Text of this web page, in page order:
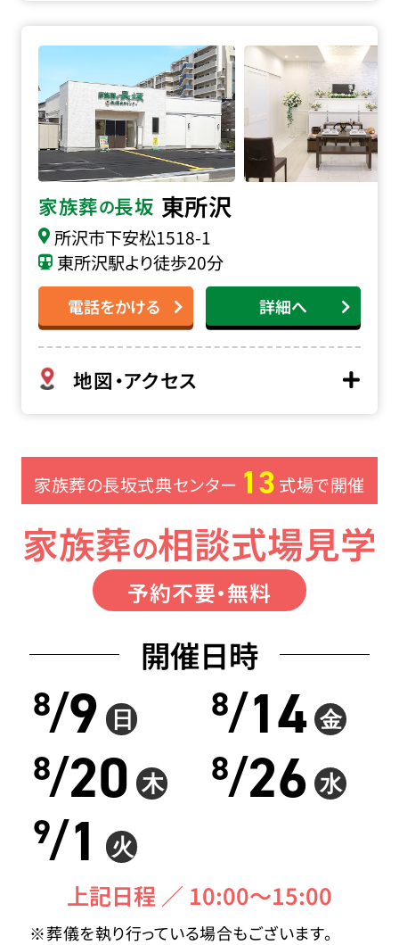
家族葬の長坂 東所沢
所沢市下安松1518-1
東所沢駅より徒歩20分
電話をかける 詳細へ
地図・アクセス
家族葬の長坂式典センター 13 式場で開催
家族葬の相談式場見学
予約不要・無料
開催日時
8/9 日 8/14 金
8/20 木 8/26 水
9/1 火
上記日程 ／ 10:00〜15:00
※葬儀を執り行っている場合もございます。